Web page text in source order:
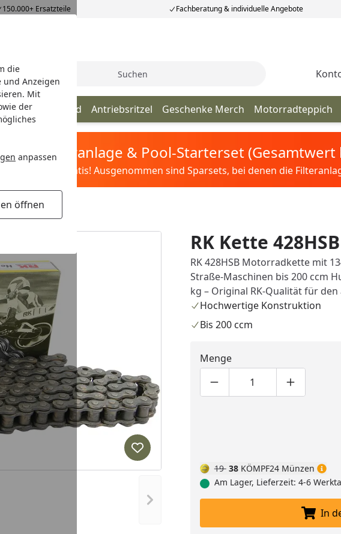
die
und Anzeigen
Mit
der
anpassen
öffnen
150.000+ Ersatzteile Fachberatung & individuelle Angebote
Suche
Kette Kettenrad Antriebsritzel Geschenke Merch Motorradteppich
Sandfilteranlage & Pool-Starterset (Gesamtwert
Filter&Pflege gratis! Ausgenommen sind Sparsets, bei denen die
Nächstes Bild anzeigen
Produkt zur Wunschliste hinzufügen
RK Kette
RK 428HSB Motorradkette mit
Straße-Maschinen bis 200 ccm
kg – Original RK-Qualität für
Hochwertige Konstruktion
Bis 200 ccm
Menge
Produktmenge um eins
Produktmenge
19 38 KÖMPF24 Münzen
Am Lager, Lieferzeit: 4-6
In